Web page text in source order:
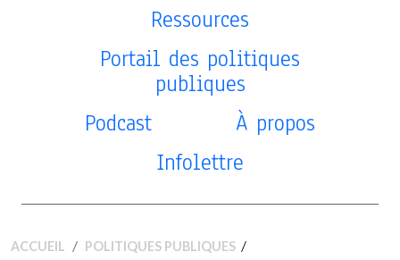
Ressources
Portail des politiques
publiques
Podcast
À propos
Infolettre
ACCUEIL POLITIQUES PUBLIQUES /